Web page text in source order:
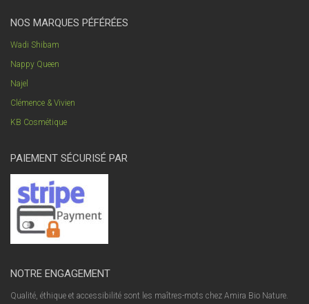
NOS MARQUES PÉFÉRÉES
Wadi Shibam
Nappy Queen
Najel
Clémence & Vivien
KB Cosmétique
PAIEMENT SÉCURISÉ PAR
NOTRE ENGAGEMENT
Qualité, éthique et accessibilité sont les maîtres-mots chez Amira Bio Nature.